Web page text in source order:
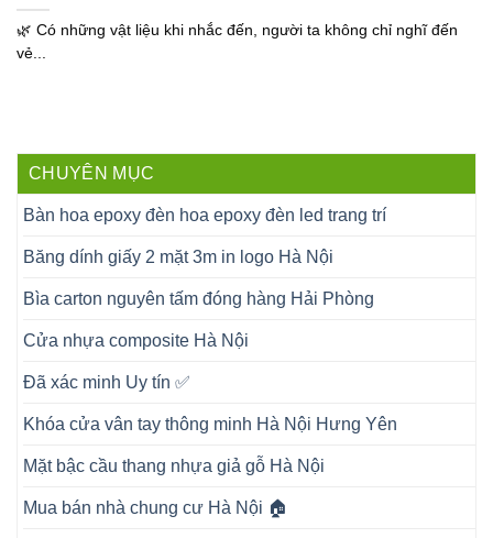
🌿 Có những vật liệu khi nhắc đến, người ta không chỉ nghĩ đến
vẻ...
CHUYÊN MỤC
Bàn hoa epoxy đèn hoa epoxy đèn led trang trí
Băng dính giấy 2 mặt 3m in logo Hà Nội
Bìa carton nguyên tấm đóng hàng Hải Phòng
Cửa nhựa composite Hà Nội
Đã xác minh Uy tín ✅
Khóa cửa vân tay thông minh Hà Nội Hưng Yên
Mặt bậc cầu thang nhựa giả gỗ Hà Nội
Mua bán nhà chung cư Hà Nội 🏠